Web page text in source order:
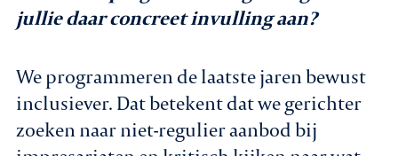
jullie daar concreet invulling aan?
We programmeren de laatste jaren bewust
inclusiever. Dat betekent dat we gerichter
zoeken naar niet-regulier aanbod bij